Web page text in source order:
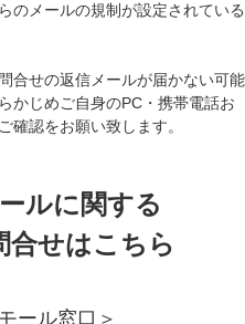
のメールの規制が設定されている
合せの返信メールが届かない可能
かじめご自身のPC・携帯電話お
確認をお願い致します。
ルに関する
合せはこちら
ール窓口＞